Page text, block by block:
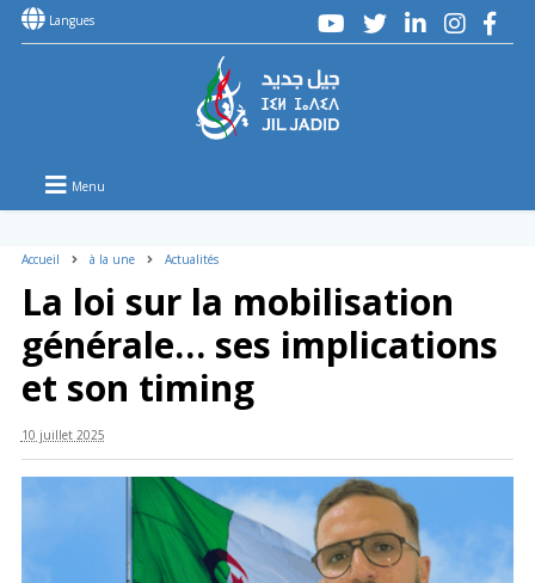
Langues
Menu
Accueil à la une Actualités
La loi sur la mobilisation
générale… ses implications
et son timing
10 juillet 2025